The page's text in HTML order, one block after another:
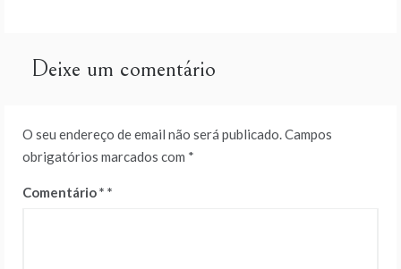
artigos
Deixe um comentário
O seu endereço de email não será publicado.Campos
obrigatórios marcados com *
Comentário*